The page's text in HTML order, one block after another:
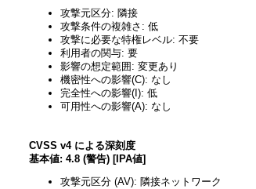
攻撃元区分: 隣接
攻撃条件の複雑さ: 低
攻撃に必要な特権レベル: 不要
利用者の関与: 要
影響の想定範囲: 変更あり
機密性への影響(C): なし
完全性への影響(I): 低
可用性への影響(A): なし
CVSS v4 による深刻度
基本値: 4.8 (警告) [IPA値]
攻撃元区分 (AV): 隣接ネットワーク